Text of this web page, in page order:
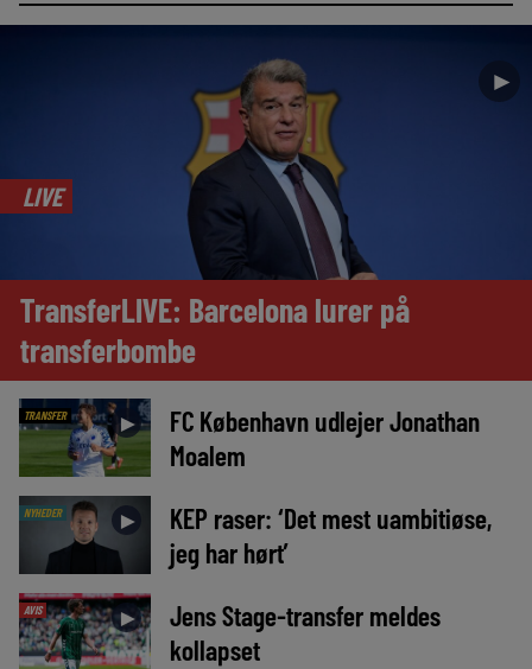
►
LIVE
TransferLIVE: Barcelona lurer på
transferbombe
TRANSFER ►
FC København udlejer Jonathan
Moalem
NYHEDER ►
KEP raser: ‘Det mest uambitiøse,
jeg har hørt’
AVIS ►
Jens Stage-transfer meldes
kollapset